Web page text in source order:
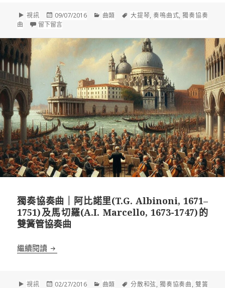
格
式
視訊
發
佈
09/07/2016
分
曲類
標
大提琴,奏鳴曲式,獨奏協奏
曲
留下留言在 海頓(Haydn, 1732-1809)：C大調第一號大提琴協奏曲
獨奏協奏曲｜阿比諾里(T.G. Albinoni, 1671–
1751)及馬切羅(A.I. Marcello, 1673-1747)的
雙簧管協奏曲
繼續閱讀 獨奏協奏曲｜阿比諾里(T.G. Albinoni, 1671–
格
視訊
發
02/27/2016
分
曲類
標
分散和弦,獨奏協奏曲, 雙簧